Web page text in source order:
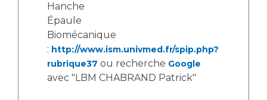
Hanche
Épaule
Biomécanique
: http://www.ism.univmed.fr/spip.php?
rubrique37 ou recherche Google
avec "LBM CHABRAND Patrick"